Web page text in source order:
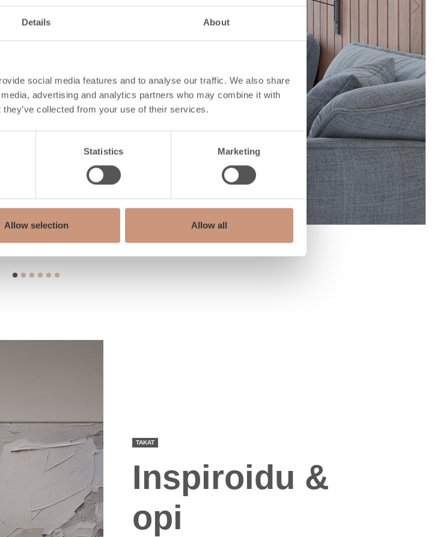
Details About
social media features and to analyse our traffic. We also share
advertising and analytics partners who may combine it with
collected from your use of their services.
Statistics Marketing
Allow selection Allow all
Next
TAKAT
Inspiroidu &
opi